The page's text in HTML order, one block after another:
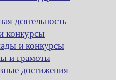
деятельность
конкурсы
и конкурсы
и грамоты
достижения